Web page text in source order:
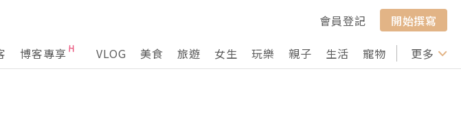
會員登記
開始撰寫
博客專享 VLOG 美食 旅遊 女生 玩樂 親子 生活 寵物 行山 打卡
更多